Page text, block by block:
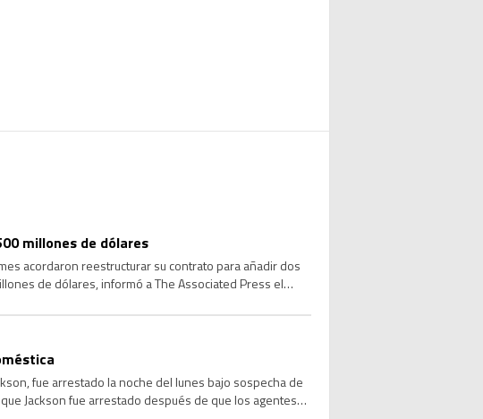
millones de dólares
acordaron reestructurar su contrato para añadir dos
de dólares, informó a The Associated Press el
fue arrestado la noche del lunes bajo sospecha de
Jackson fue arrestado después de que los agentes